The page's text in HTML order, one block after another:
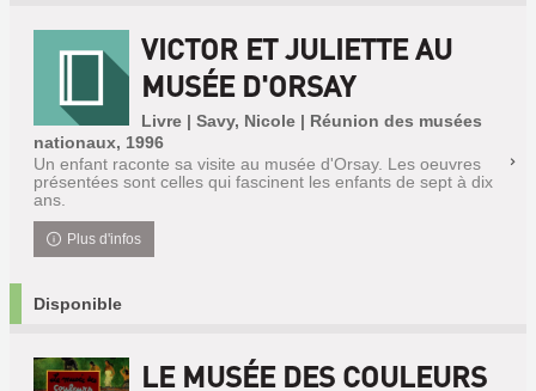
VICTOR ET JULIETTE AU
MUSÉE D'ORSAY
Livre | Savy, Nicole | Réunion des musées
nationaux, 1996
Un enfant raconte sa visite au musée d'Orsay. Les oeuvres
présentées sont celles qui fascinent les enfants de sept à dix
ans.
Plus d'infos
Disponible
LE MUSÉE DES COULEURS